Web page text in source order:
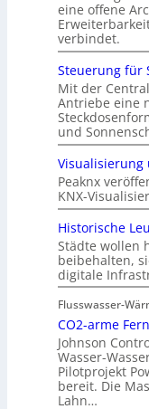
eine offene
verbindet.
Steuerung für
Mit der
Antriebe eine
und
Visualisierung
Peaknx
KNX-
Historische
Städte wollen
beibehalten,
digitale
Flusswasser-
CO2-arme
Johnson
Wasser-
Pilotprojekt
bereit. Die
Lahn…